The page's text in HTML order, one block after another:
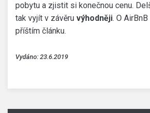
pobytu a zjistit si konečnou cenu.
tak vyjít v závěru výhodněji. O
příštím článku.
Vydáno: 23.6.2019